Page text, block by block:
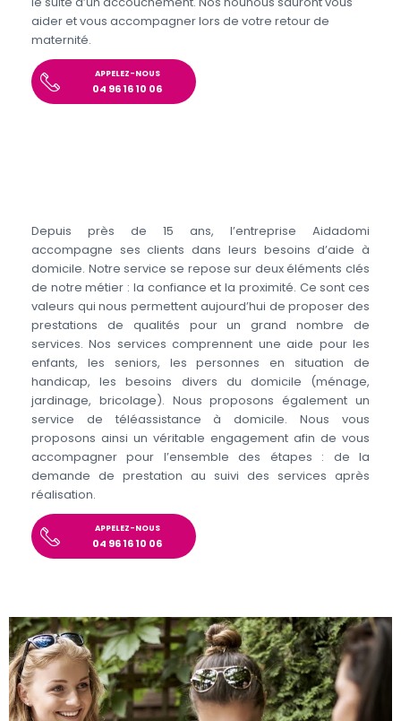
aider et vous accompagner lors de votre retour de
maternité.
APPELEZ-NOUS
04 96 16 10 06
Depuis près de 15 ans, l’entreprise Aidadomi
accompagne ses clients dans leurs besoins d’aide à
domicile. Notre service se repose sur deux éléments clés
de notre métier : la confiance et la proximité. Ce sont ces
valeurs qui nous permettent aujourd’hui de proposer des
prestations de qualités pour un grand nombre de
services. Nos services comprennent une aide pour les
enfants, les seniors, les personnes en situation de
handicap, les besoins divers du domicile (ménage,
jardinage, bricolage). Nous proposons également un
service de téléassistance à domicile. Nous vous
proposons ainsi un véritable engagement afin de vous
accompagner pour l’ensemble des étapes : de la
demande de prestation au suivi des services après
réalisation.
APPELEZ-NOUS
04 96 16 10 06